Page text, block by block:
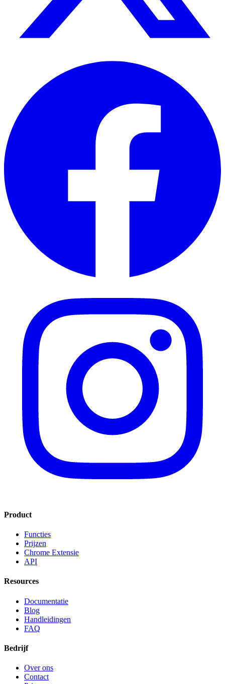
Product
Functies
Prijzen
Chrome Extensie
API
Resources
Documentatie
Blog
Handleidingen
FAQ
Bedrijf
Over ons
Contact